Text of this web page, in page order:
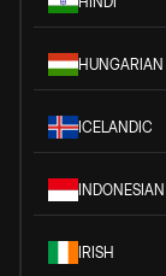
HUNGARIAN
ICELANDIC
INDONESIAN
IRISH